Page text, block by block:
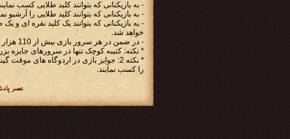
- به بازیکنانی که بتوانند کلید طلایی کسب نمایند، مبلغ 500 هزار ریال
- به بازیکنانی که بتوانند کلید طلایی را آرشیو
خواهد شد.
- در ضمن در هر سرور بازی بیش از 110 هزار سکه دنیای بازی به صورت کیسه های سکه توزیع می شود.
* نکته: کتیبه کوچک تنها در سرورهای
* نکته 2: جوایز بازی در اردوگاه های
را کسب نمایند.
عصر